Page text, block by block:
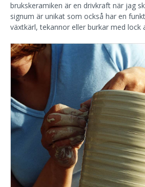
brukskeramiken är en drivkraft när jag
signum är unikat som också har en
växtkärl, tekannor eller burkar med lock